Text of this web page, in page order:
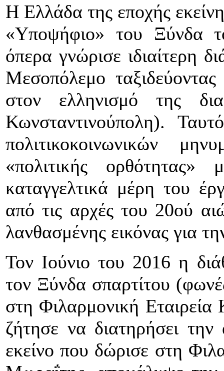
Η Ελλάδα της εποχής
«Υποψήφιο» του Ξύνδα
όπερα γνώρισε ιδιαίτερη
Μεσοπόλεμο
στον ελληνισμό της
Κωνσταντινούπολη).
πολιτικοκοινωνικών
«πολιτικής
καταγγελτικά μέρη του
από τις αρχές του 20ού
λανθασμένης εικόνας για
Τον Ιούνιο του 2016 η
τον Ξύνδα σπαρτίτου
στη Φιλαρμονική
ζήτησε να διατηρήσει
εκείνο που δώρισε στη